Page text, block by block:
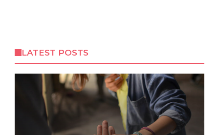
LATEST POSTS